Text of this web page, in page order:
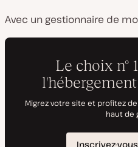
Avec un gestionnaire de